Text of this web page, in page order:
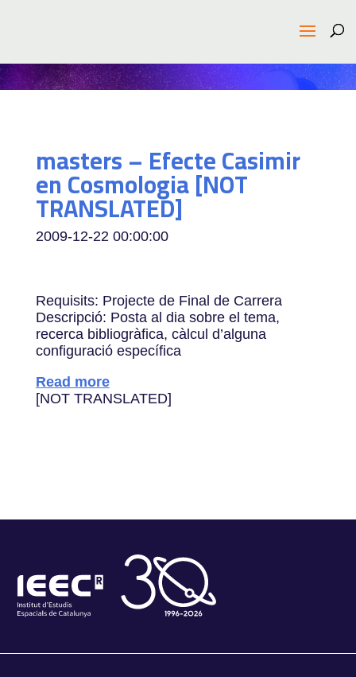
masters – Efecte Casimir
en Cosmologia [NOT
TRANSLATED]
2009-12-22 00:00:00
Requisits: Projecte de Final de Carrera
Descripció: Posta al dia sobre el tema,
recerca bibliogràfica, càlcul d’alguna
configuració específica
Read more
[NOT TRANSLATED]